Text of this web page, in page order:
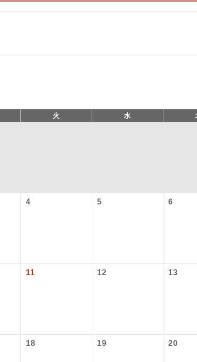
火 水
4 5 6
11 12 13
18 19 20
以上）8,520円、子供（2歳以上12歳未満）8,520円
にて各地発着ありとは
添乗員同行
往路出発空港（駅）から復路到着空
新コース 初登場のコースです。
温泉 温泉地にも宿泊するコースです。